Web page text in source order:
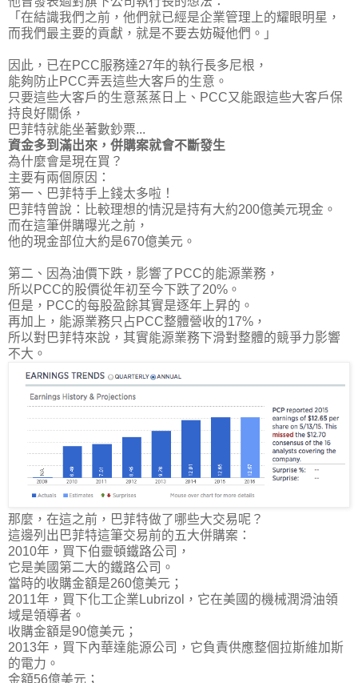
「在結識我們之前，他們就已經是企業管理上的耀眼明星，
而我們最主要的貢獻，就是不要去妨礙他們。 」
因此，已在PCC服務達27年的執行長多尼根，
能夠防止PCC弄丟這些大客戶的生意。
只要這些大客戶的生意蒸蒸日上、PCC又能跟這些大客戶保
持良好關係，
巴菲特就能坐著數鈔票...
資金多到滿出來，併購案就會不斷發生
為什麼會是現在買？
主要有兩個原因：
第一、巴菲特手上錢太多啦！
巴菲特曾說：比較理想的情況是持有大約200億美元現金。
而在這筆併購曝光之前，
他的現金部位大約是670億美元 。
第二、因為油價下跌，影響了PCC的能源業務，
所以PCC的股價從年初至今下跌了20%。
但是，PCC的每股盈餘其實是逐年上昇的。
再加上，能源業務只占PCC整體營收的17%，
所以對巴菲特來說，其實能源業務下滑對整體的競爭力影響
不大。
那麼，在這之前，巴菲特做了哪些大交易呢？
這邊列出巴菲特這筆交易前的五大併購案：
2010年，買下伯靈頓鐵路公司，
它是美國第二大的鐵路公司。
當時的收購金額是260億美元；
2011年，買下化工企業Lubrizol，它在美國的機械潤滑油領
域是領導者。
收購金額是90億美元；
2013年，買下內華達能源公司，它負責供應整個拉斯維加斯
的電力。
金額56億美元；